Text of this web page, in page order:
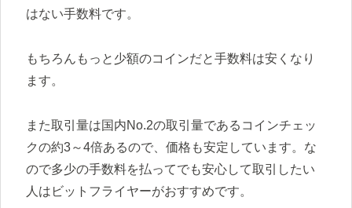
はない手数料です。
もちろんもっと少額のコインだと手数料は安くなり
ます。
また取引量は国内No.2の取引量であるコインチェッ
クの約3～4倍あるので、価格も安定しています。な
ので多少の手数料を払ってでも安心して取引したい
人はビットフライヤーがおすすめです。